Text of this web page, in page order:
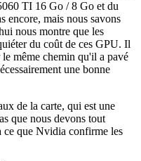
TI 16 Go / 8 Go et du
encore, mais nous savons
nous montre que les
du coût de ces GPU. Il
même chemin qu'il a pavé
une bonne
de la carte, qui est une
que nous devons tout
ce que Nvidia confirme les